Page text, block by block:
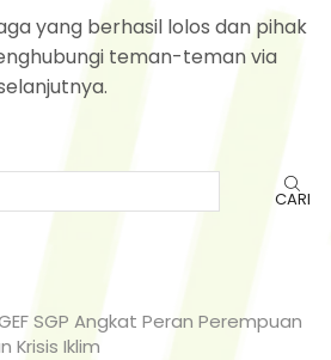
yang berhasil lolos dan pihak
teman-teman via
CARI
SGP Angkat Peran Perempuan
Krisis Iklim